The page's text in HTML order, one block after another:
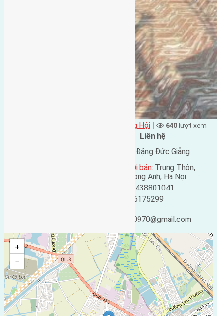
Xã Đông Hội | 640 lượt xem
Liên hệ
Đặng Đức Giảng
Địa chỉ người bán: Trung Thôn,
Đông Hội, Đông Anh, Hà Nội
0438801041
0916175299
ducgiang090970@gmail.com
+
−